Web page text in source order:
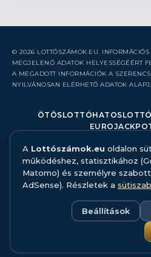
© 2026 LOTTÓSZÁMOK.EU.
MEGJELENŐ ADATOK HELYESSÉGÉÉRT
A MEGADOTT INFORMÁCIÓK A
NYILVÁNOSAN ELÉRHETŐ ADATOK
ÖTÖSLOTTÓHATOSLOTTÓ
RÓLUNK
KAPCSOLAT
HIBABEJELENTÉS
ADATFORRÁS ÉS MÓDSZERTAN
ADATKEZELÉS
SÜTISZABÁLYZAT
A Lottószámok.eu oldalon
működéshez, statisztikához
Matomo) és személyre
AdSense). Részletek a
Beállítások